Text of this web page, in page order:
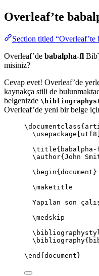
Overleaf’te
Section titled
Overleaf’de babalpha-fl
misiniz?
Cevap evet! Overleaf’de
kaynakça stili de
belgenizde
Overleaf’de yeni bir belge
\documentclass{
\usepackage
utf8
\title
\author{John
\begin{ document }
\maketitle
Yapılan son
\medskip
\bibliography
\end { document }